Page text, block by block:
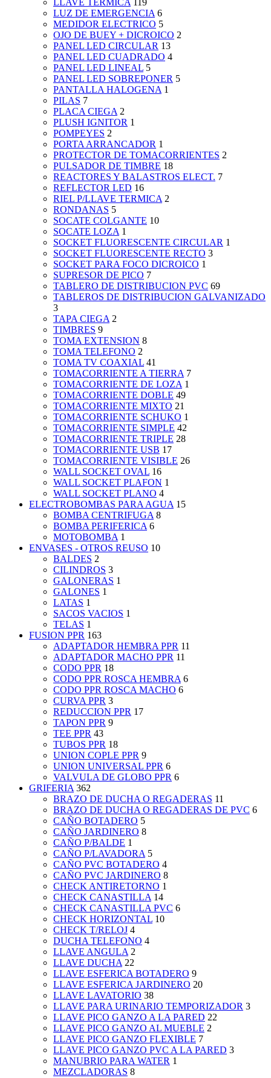
LLAVE TERMICA
119
LUZ DE EMERGENCIA 6
MEDIDOR ELECTRICO 5
OJO DE BUEY + DICROICO 2
PANEL LED CIRCULAR 13
PANEL LED CUADRADO 4
PANEL LED LINEAL 5
PANEL LED SOBREPONER 5
PANTALLA HALOGENA 1
PILAS 7
PLACA CIEGA 2
PLUSH IGNITOR 1
POMPEYES 2
PORTA ARRANCADOR 1
PROTECTOR DE TOMACORRIENTES 2
PULSADOR DE TIMBRE 18
REACTORES Y BALASTROS ELECT. 7
REFLECTOR LED 16
RIEL P/LLAVE TERMICA 2
RONDANAS 5
SOCATE COLGANTE 10
SOCATE LOZA 1
SOCKET FLUORESCENTE CIRCULAR 1
SOCKET FLUORESCENTE RECTO 3
SOCKET PARA FOCO DICROICO 1
SUPRESOR DE PICO 7
TABLERO DE DISTRIBUCION PVC 69
TABLEROS DE DISTRIBUCION GALVANIZADO
3
TAPA CIEGA 2
TIMBRES 9
TOMA EXTENSION 8
TOMA TELEFONO 2
TOMA TV COAXIAL 41
TOMACORRIENTE A TIERRA 7
TOMACORRIENTE DE LOZA 1
TOMACORRIENTE DOBLE 49
TOMACORRIENTE MIXTO 21
TOMACORRIENTE SCHUKO 1
TOMACORRIENTE SIMPLE 42
TOMACORRIENTE TRIPLE 28
TOMACORRIENTE USB 17
TOMACORRIENTE VISIBLE 26
WALL SOCKET OVAL 16
WALL SOCKET PLAFON 1
WALL SOCKET PLANO 4
ELECTROBOMBAS PARA AGUA 15
BOMBA CENTRIFUGA 8
BOMBA PERIFERICA 6
MOTOBOMBA 1
ENVASES - OTROS REUSO 10
BALDES 2
CILINDROS 3
GALONERAS 1
GALONES 1
LATAS 1
SACOS VACIOS 1
TELAS 1
FUSION PPR 163
ADAPTADOR HEMBRA PPR 11
ADAPTADOR MACHO PPR 11
CODO PPR 18
CODO PPR ROSCA HEMBRA 6
CODO PPR ROSCA MACHO 6
CURVA PPR 3
REDUCCION PPR 17
TAPON PPR 9
TEE PPR 43
TUBOS PPR 18
UNION COPLE PPR 9
UNION UNIVERSAL PPR 6
VALVULA DE GLOBO PPR 6
GRIFERIA 362
BRAZO DE DUCHA O REGADERAS 11
BRAZO DE DUCHA O REGADERAS DE PVC 6
CAÑO BOTADERO 5
CAÑO JARDINERO 8
CAÑO P/BALDE 1
CAÑO P/LAVADORA 5
CAÑO PVC BOTADERO 4
CAÑO PVC JARDINERO 8
CHECK ANTIRETORNO 1
CHECK CANASTILLA 14
CHECK CANASTILLA PVC 6
CHECK HORIZONTAL 10
CHECK T/RELOJ 4
DUCHA TELEFONO 4
LLAVE ANGULA 2
LLAVE DUCHA 22
LLAVE ESFERICA BOTADERO 9
LLAVE ESFERICA JARDINERO 20
LLAVE LAVATORIO 38
LLAVE PARA URINARIO TEMPORIZADOR 3
LLAVE PICO GANZO A LA PARED 22
LLAVE PICO GANZO AL MUEBLE 2
LLAVE PICO GANZO FLEXIBLE 7
LLAVE PICO GANZO PVC A LA PARED 3
MANUBRIO PARA WATER 1
MEZCLADORAS 8